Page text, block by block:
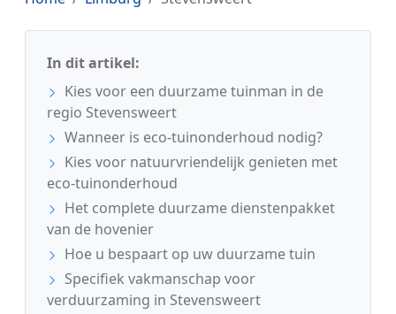
In dit artikel:
Kies voor een duurzame tuinman in de
regio Stevensweert
Wanneer is eco-tuinonderhoud nodig?
Kies voor natuurvriendelijk genieten met
eco-tuinonderhoud
Het complete duurzame dienstenpakket
van de hovenier
Hoe u bespaart op uw duurzame tuin
Specifiek vakmanschap voor
verduurzaming in Stevensweert